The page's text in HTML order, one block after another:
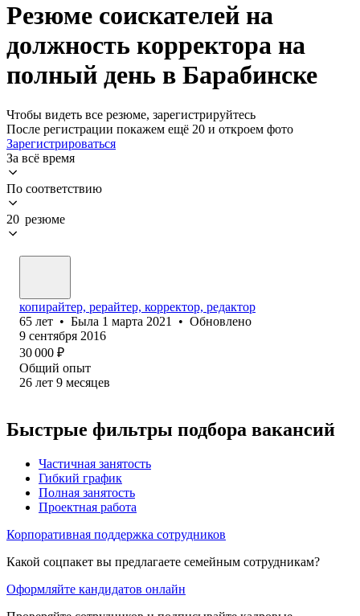
Резюме соискателей на
должность корректора на
полный день в Барабинске
Чтобы видеть все резюме, зарегистрируйтесь
После регистрации покажем ещё 20 и откроем фото
Зарегистрироваться
За всё время
По соответствию
20 резюме
копирайтер, рерайтер, корректор, редактор
65 лет • Была 1 марта 2021 • Обновлено
9 сентября 2016
30 000 ₽
Общий опыт
26 лет 9 месяцев
Быстрые фильтры подбора вакансий
Частичная занятость
Гибкий график
Полная занятость
Проектная работа
Корпоративная поддержка сотрудников
Какой соцпакет вы предлагаете семейным сотрудникам?
Оформляйте кандидатов онлайн